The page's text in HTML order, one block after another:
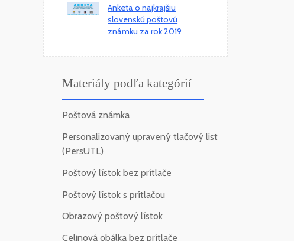
Anketa o najkrajšiu
slovenskú poštovú
známku za rok 2019
Materiály podľa kategórií
Poštová známka
Personalizovaný upravený tlačový list
(PersUTL)
Poštový lístok bez prítlače
Poštový lístok s prítlačou
Obrazový poštový lístok
Celinová obálka bez prítlače